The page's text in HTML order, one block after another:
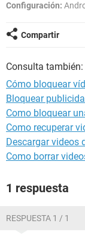
Configuración:
Compartir
Consulta también:
Cómo bloquear
Bloquear
Como bloquear
Como recuperar
Descargar videos
Como borrar
1 respuesta
RESPUESTA 1 / 1